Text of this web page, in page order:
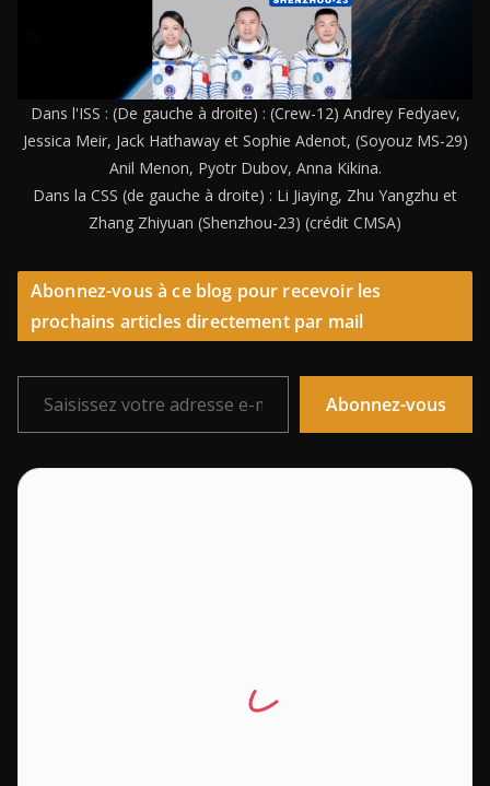
Dans l'ISS : (De gauche à droite) : (Crew-12) Andrey Fedyaev,
Jessica Meir, Jack Hathaway et Sophie Adenot, (Soyouz MS-29)
Anil Menon, Pyotr Dubov, Anna Kikina.
Dans la CSS (de gauche à droite) : Li Jiaying, Zhu Yangzhu et
Zhang Zhiyuan (Shenzhou-23) (crédit CMSA)
Abonnez-vous à ce blog pour recevoir les
prochains articles directement par mail
Saisissez votre adresse e-mail…
Abonnez-vous